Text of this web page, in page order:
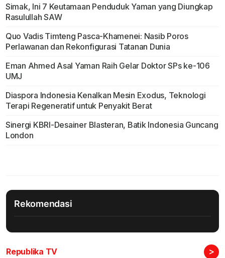
Simak, Ini 7 Keutamaan Penduduk Yaman yang Diungkap
Rasulullah SAW
Quo Vadis Timteng Pasca-Khamenei: Nasib Poros
Perlawanan dan Rekonfigurasi Tatanan Dunia
Eman Ahmed Asal Yaman Raih Gelar Doktor SPs ke-106
UMJ
Diaspora Indonesia Kenalkan Mesin Exodus, Teknologi
Terapi Regeneratif untuk Penyakit Berat
Sinergi KBRI-Desainer Blasteran, Batik Indonesia Guncang
London
Rekomendasi
Republika TV >